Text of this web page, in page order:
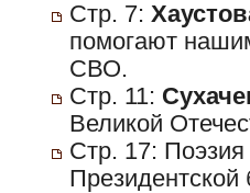
Стр. 7:
помогают
СВО.
Стр. 11:
Великой
Стр. 17: Поэзия